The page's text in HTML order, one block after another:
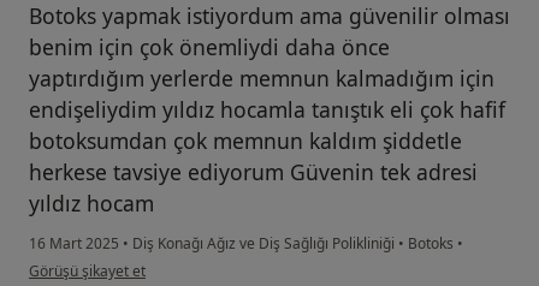
Botoks yapmak istiyordum ama güvenilir olması
benim için çok önemliydi daha önce
yaptırdığım yerlerde memnun kalmadığım için
endişeliydim yıldız hocamla tanıştık eli çok hafif
botoksumdan çok memnun kaldım şiddetle
herkese tavsiye ediyorum Güvenin tek adresi
yıldız hocam
16 Mart 2025 • Diş Konağı Ağız ve Diş Sağlığı Polikliniği • Botoks •
kullanıcının görüşüne göre e....k
Görüşü şikayet et